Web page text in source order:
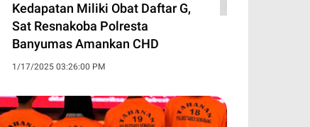
Kedapatan Miliki Obat Daftar G,
Sat Resnakoba Polresta
Banyumas Amankan CHD
1/17/2025 03:26:00 PM